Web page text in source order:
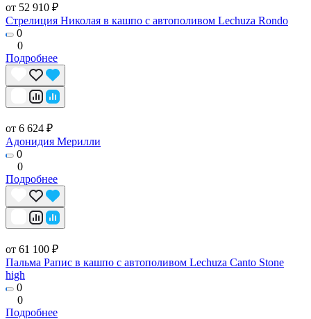
от 52 910 ₽
Стрелиция Николая в кашпо с автополивом Lechuza Rondo
0
0
Подробнее
от 6 624 ₽
Адонидия Мерилли
0
0
Подробнее
от 61 100 ₽
Пальма Рапис в кашпо с автополивом Lechuza Canto Stone
high
0
0
Подробнее